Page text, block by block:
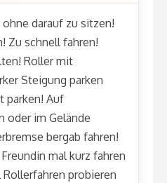
darauf zu sitzen!
Zu schnell fahren!
Roller mit
Steigung parken
parken! Auf
oder im Gelände
bergab fahren!
mal kurz fahren
Rollerfahren probieren